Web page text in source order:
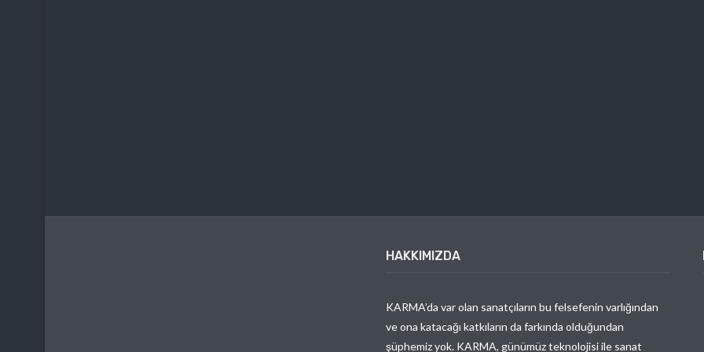
HAKKIMIZDA
KARMA’da var olan sanatçıların bu felsefenin varlığından
ve ona katacağı katkıların da farkında olduğundan
şüphemiz yok. KARMA, günümüz teknolojisi ile sanat